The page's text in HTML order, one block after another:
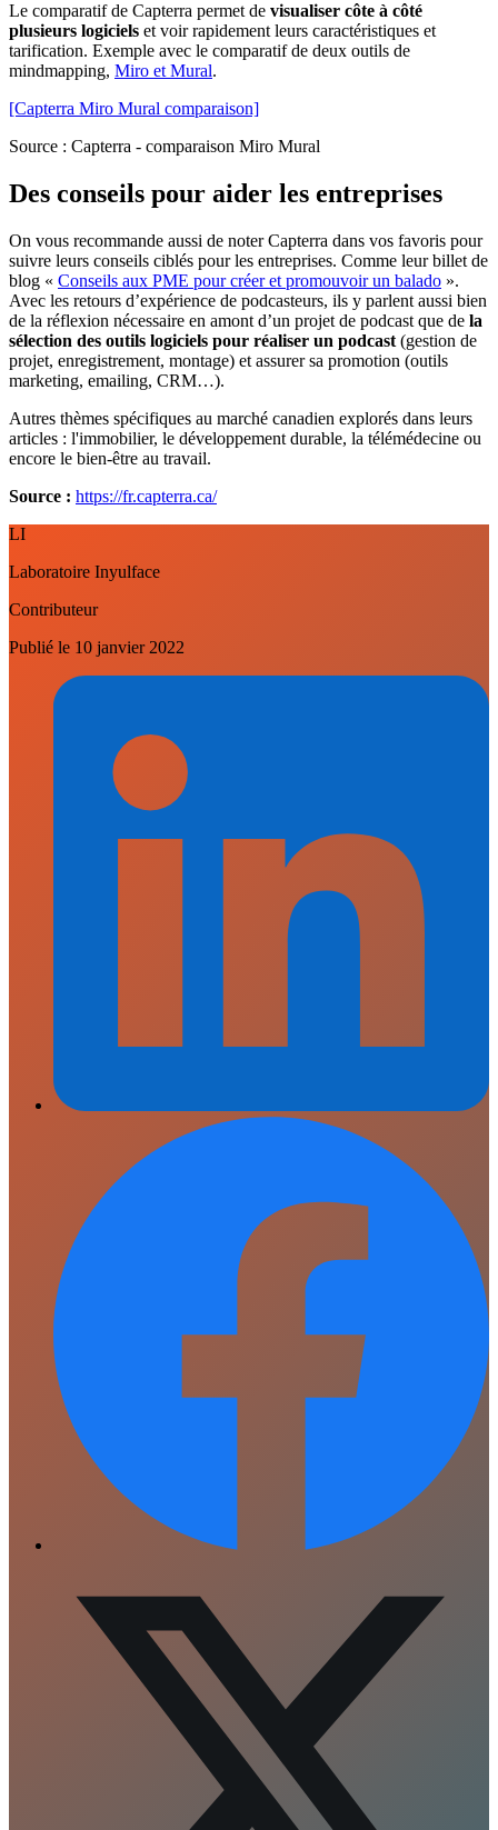
Le comparatif de Capterra permet de visualiser côte à côté
plusieurs logiciels et voir rapidement leurs caractéristiques et
tarification. Exemple avec le comparatif de deux outils de
mindmapping, Miro et Mural.
[Capterra Miro Mural comparaison]
Source : Capterra - comparaison Miro Mural
Des conseils pour aider les entreprises
On vous recommande aussi de noter Capterra dans vos favoris pour
suivre leurs conseils ciblés pour les entreprises. Comme leur billet de
blog « Conseils aux PME pour créer et promouvoir un balado ».
Avec les retours d’expérience de podcasteurs, ils y parlent aussi bien
de la réflexion nécessaire en amont d’un projet de podcast que de la
sélection des outils logiciels pour réaliser un podcast (gestion de
projet, enregistrement, montage) et assurer sa promotion (outils
marketing, emailing, CRM…).
Autres thèmes spécifiques au marché canadien explorés dans leurs
articles : l'immobilier, le développement durable, la télémédecine ou
encore le bien-être au travail.
Source : https://fr.capterra.ca/
LI
Laboratoire Inyulface
Contributeur
Publié le 10 janvier 2022